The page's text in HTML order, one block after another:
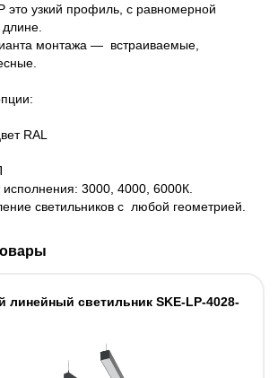
это узкий профиль, с равномерной
длине.
монтажа — встраиваемые,
RAL
3000, 4000, 6000К.
светильников с любой геометрией.
линейный светильник SKE-LP-4028-